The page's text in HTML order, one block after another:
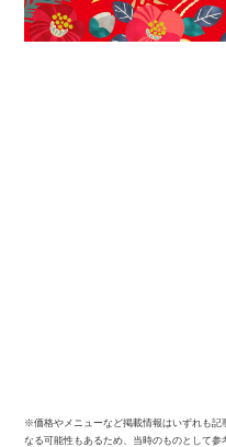
※価格やメニューなど掲載情報はいずれも記
なる可能性もあるため、当時のものとして